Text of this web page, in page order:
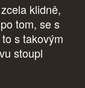
klidně,
tom, se s
s takovým
stoupl